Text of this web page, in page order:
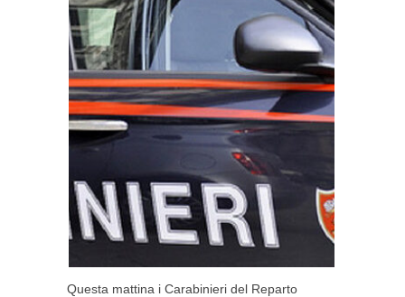
Questa mattina i Carabinieri del Reparto